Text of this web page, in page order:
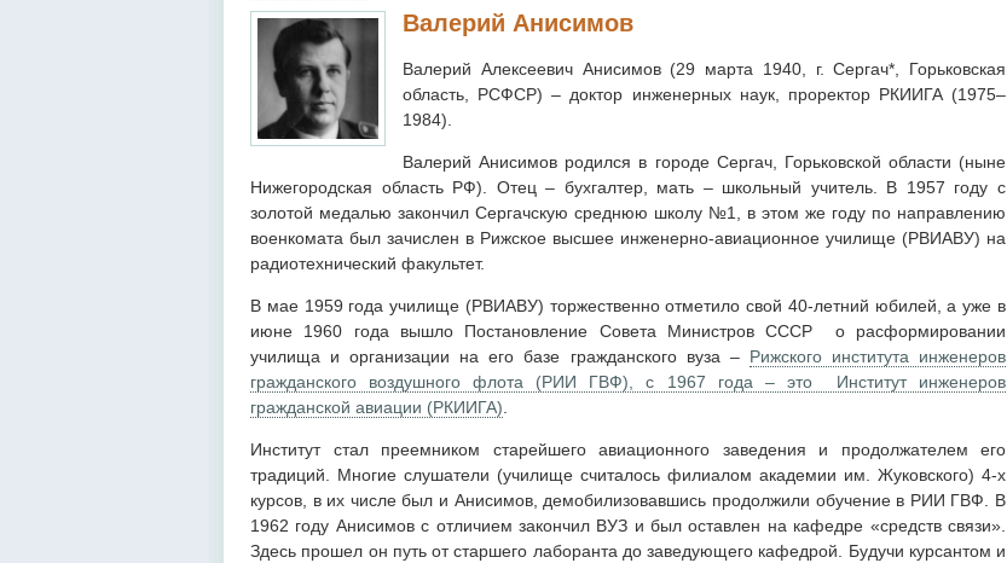
Валерий Анисимов
Валерий Алексеевич Анисимов (29 марта 1940, г. Сергач*, Горьковская
область, РСФСР) – доктор инженерных наук, проректор РКИИГА (1975–
1984).
Валерий Анисимов родился в городе Сергач, Горьковской области (ныне
Нижегородская область РФ). Отец – бухгалтер, мать – школьный учитель. В 1957 году с
золотой медалью закончил Сергачскую среднюю школу №1, в этом же году по направлению
военкомата был зачислен в Рижское высшее инженерно-авиационное училище (РВИАВУ) на
радиотехнический факультет.
В мае 1959 года училище (РВИАВУ) торжественно отметило свой 40-летний юбилей, а уже в
июне 1960 года вышло Постановление Совета Министров СССР о расформировании
училища и организации на его базе гражданского вуза – Рижского института инженеров
гражданского воздушного флота (РИИ ГВФ), с 1967 года – это Институт инженеров
гражданской авиации (РКИИГА)
Институт стал преемником старейшего авиационного заведения и продолжателем его
традиций. Многие слушатели (училище считалось филиалом академии им. Жуковского) 4-х
курсов, в их числе был и Анисимов, демобилизовавшись продолжили обучение в РИИ ГВФ. В
1962 году Анисимов с отличием закончил ВУЗ и был оставлен на кафедре «средств связи».
Здесь прошел он путь от старшего лаборанта до заведующего кафедрой. Будучи курсантом и